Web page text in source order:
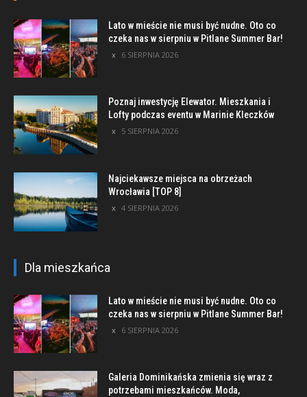
Lato w mieście nie musi być nudne. Oto co
czeka nas w sierpniu w Pitlane Summer Bar!
6 SIERPNIA 2026
Poznaj inwestycję Elewator. Mieszkania i
Lofty podczas eventu w Marinie Kleczków
5 SIERPNIA 2026
Najciekawsze miejsca na obrzeżach
Wrocławia [TOP 8]
4 SIERPNIA 2026
Dla mieszkańca
Lato w mieście nie musi być nudne. Oto co
czeka nas w sierpniu w Pitlane Summer Bar!
6 SIERPNIA 2026
Galeria Dominikańska zmienia się wraz z
potrzebami mieszkańców. Moda,